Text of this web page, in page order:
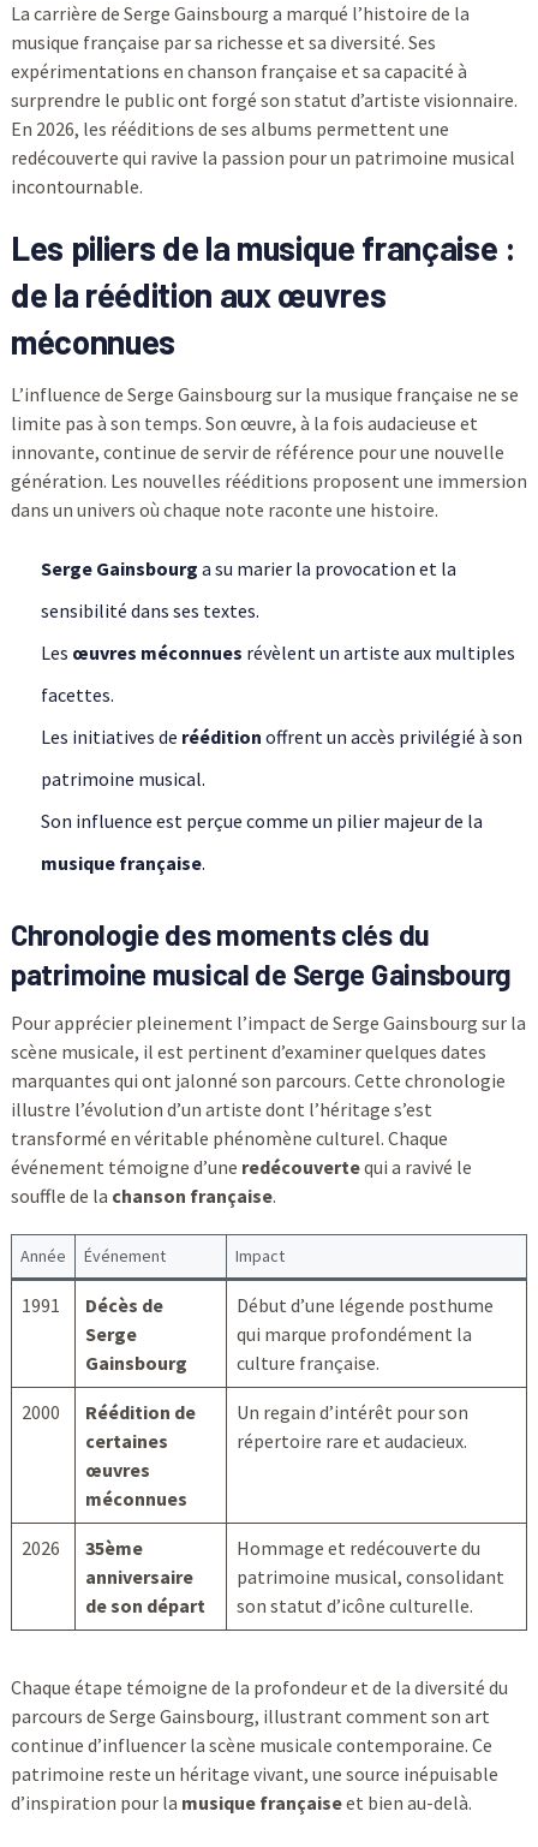
La carrière de Serge Gainsbourg a marqué l’histoire de la
musique française par sa richesse et sa diversité. Ses
expérimentations en chanson française et sa capacité à
surprendre le public ont forgé son statut d’artiste visionnaire.
En 2026, les rééditions de ses albums permettent une
redécouverte qui ravive la passion pour un patrimoine musical
incontournable.
Les piliers de la musique française :
de la réédition aux œuvres
méconnues
L’influence de Serge Gainsbourg sur la musique française ne se
limite pas à son temps. Son œuvre, à la fois audacieuse et
innovante, continue de servir de référence pour une nouvelle
génération. Les nouvelles rééditions proposent une immersion
dans un univers où chaque note raconte une histoire.
Serge Gainsbourg a su marier la provocation et la
sensibilité dans ses textes.
Les œuvres méconnues révèlent un artiste aux multiples
facettes.
Les initiatives de réédition offrent un accès privilégié à son
patrimoine musical.
Son influence est perçue comme un pilier majeur de la
musique française.
Chronologie des moments clés du
patrimoine musical de Serge Gainsbourg
Pour apprécier pleinement l’impact de Serge Gainsbourg sur la
scène musicale, il est pertinent d’examiner quelques dates
marquantes qui ont jalonné son parcours. Cette chronologie
illustre l’évolution d’un artiste dont l’héritage s’est
transformé en véritable phénomène culturel. Chaque
événement témoigne d’une redécouvertequi a ravivé le
souffle de la chanson française.
Année Événement Impact
1991
Décès de
Serge
Gainsbourg
Début d’une légende posthume
qui marque profondément la
culture française.
2000
Réédition de
certaines
œuvres
méconnues
Un regain d’intérêt pour son
répertoire rare et audacieux.
2026
35ème
anniversaire
de son départ
Hommage et redécouverte du
patrimoine musical, consolidant
son statut d’icône culturelle.
Chaque étape témoigne de la profondeur et de la diversité du
parcours de Serge Gainsbourg, illustrant comment son art
continue d’influencer la scène musicale contemporaine. Ce
patrimoine reste un héritage vivant, une source inépuisable
d’inspiration pour la musique françaiseet bien au-delà.